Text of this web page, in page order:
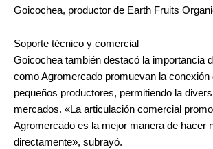
Goicochea, productor de Earth Fruits
Soporte técnico y comercial
Goicochea también destacó la importancia
como Agromercado promuevan la conexión
pequeños productores, permitiendo la
mercados. «La articulación comercial
Agromercado es la mejor manera de hacer
directamente», subrayó.